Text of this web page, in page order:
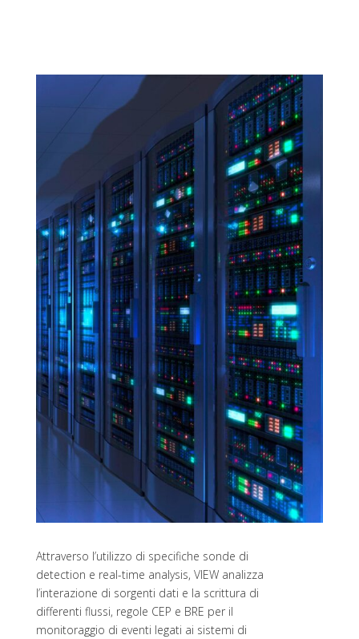
Attraverso l’utilizzo di specifiche sonde di
detection e real-time analysis, VIEW analizza
l’interazione di sorgenti dati e la scrittura di
differenti flussi, regole CEP e BRE per il
monitoraggio di eventi legati ai sistemi di